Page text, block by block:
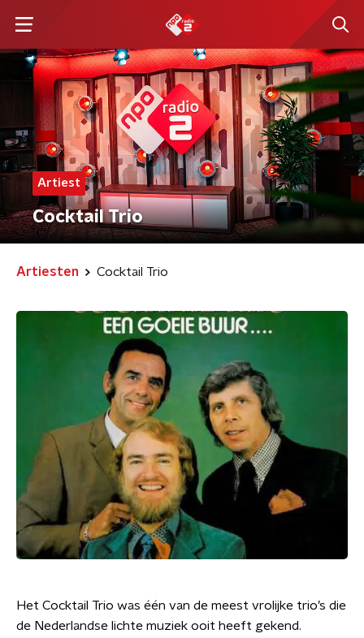
Artiest
Cocktail Trio
Artiesten Cocktail Trio
Het Cocktail Trio was één van de meest vrolijke trio’s die
de Nederlandse lichte muziek ooit heeft gekend.